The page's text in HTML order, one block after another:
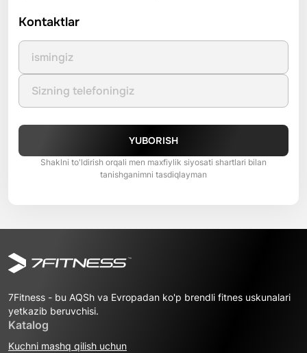
Kontaktlar
YUBORISH
Shaklni to'ldirish orqali men maxfiylik siyosati shartlari bilan
tanishganimni tasdiqlayman
7Fitness - bu AQSh va Evropadan ko'p brendli fitnes uskunalari
yetkazib beruvchisi.
Katalog
Kuchni mashq qilish uchun